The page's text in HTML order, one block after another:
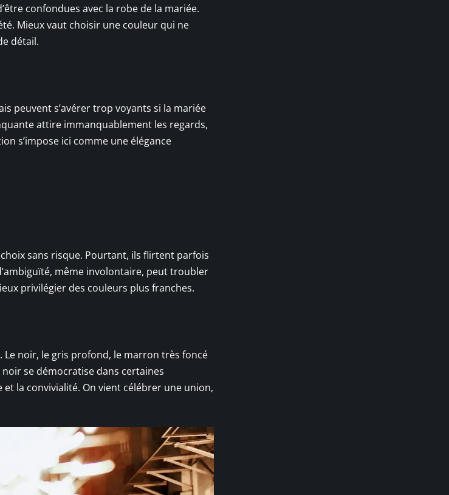
confondues avec la robe de la mariée.
Mieux vaut choisir une couleur qui ne
détail.
peuvent s’avérer trop voyants si la mariée
attire immanquablement les regards,
s’impose ici comme une élégance
sans risque. Pourtant, ils flirtent parfois
même involontaire, peut troubler
privilégier des couleurs plus franches.
noir, le gris profond, le marron très foncé
se démocratise dans certaines
la convivialité. On vient célébrer une union,